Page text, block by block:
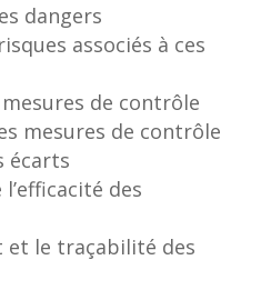
dangers
associés à ces
de contrôle
mesures de contrôle
écarts
des
et le traçabilité des